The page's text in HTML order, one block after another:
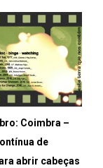
Coimbra –
de
abrir cabeças